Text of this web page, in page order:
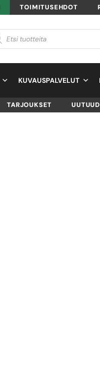
TOIMITUSEHDOT
KUVAUSPALVELUT
TARJOUKSET